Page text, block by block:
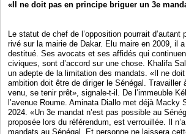
«Il ne doit pas en principe briguer un 3e
Le statut de chef de l’opposition pourrait
rivé sur la mairie de Dakar. Elu maire en 2009, il
destitué. Ses avocats et ses affidés qui
civiques, sont d’accord sur une chose. Khalifa
un adepte de la limitation des mandats. «Il ne
ambition doit être de diriger le Sénégal.
venu, se tenir prêt», signale-t-il. De l’immeuble
l’avenue Roume. Aminata Diallo met déjà
2024. «Un 3e mandat n’est pas possible au
proposée lors du référendum, est verrouillée. Il
mandats au Sénégal. Et personne ne laissera